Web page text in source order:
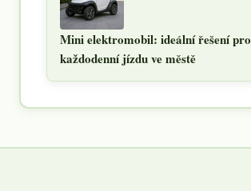
Mini elektromobil: ideální řešení pro
každodenní jízdu ve městě